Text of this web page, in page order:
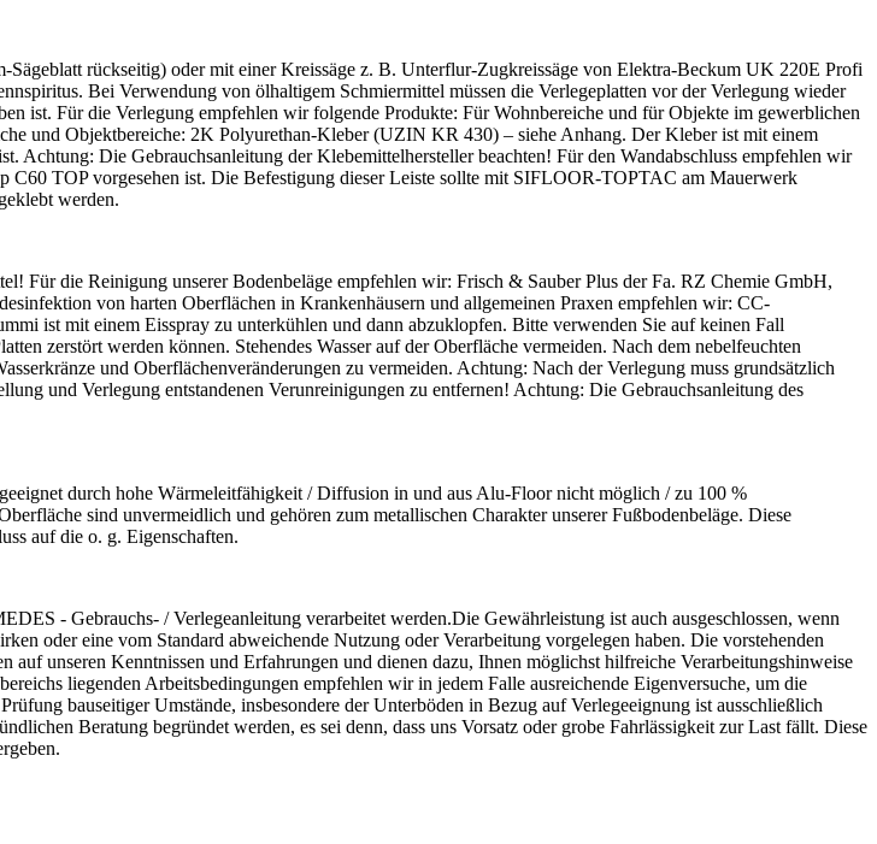
rückseitig) oder mit einer Kreissäge z. B. Unterflur-Zugkreissäge von Elektra-Beckum UK 220E Profi
Bei Verwendung von ölhaltigem Schmiermittel müssen die Verlegeplatten vor der Verlegung wieder
ist. Für die Verlegung empfehlen wir folgende Produkte: Für Wohnbereiche und für Objekte im gewerblichen
und Objektbereiche: 2K Polyurethan-Kleber (UZIN KR 430) – siehe Anhang. Der Kleber ist mit einem
Achtung: Die Gebrauchsanleitung der Klebemittelhersteller beachten! Für den Wandabschluss empfehlen wir
TOP vorgesehen ist. Die Befestigung dieser Leiste sollte mit SIFLOOR-TOPTAC am Mauerwerk
werden.
Für die Reinigung unserer Bodenbeläge empfehlen wir: Frisch & Sauber Plus der Fa. RZ Chemie GmbH,
von harten Oberflächen in Krankenhäusern und allgemeinen Praxen empfehlen wir: CC-
ist mit einem Eisspray zu unterkühlen und dann abzuklopfen. Bitte verwenden Sie auf keinen Fall
zerstört werden können. Stehendes Wasser auf der Oberfläche vermeiden. Nach dem nebelfeuchten
und Oberflächenveränderungen zu vermeiden. Achtung: Nach der Verlegung muss grundsätzlich
und Verlegung entstandenen Verunreinigungen zu entfernen! Achtung: Die Gebrauchsanleitung des
durch hohe Wärmeleitfähigkeit / Diffusion in und aus Alu-Floor nicht möglich / zu 100 %
sind unvermeidlich und gehören zum metallischen Charakter unserer Fußbodenbeläge. Diese
auf die o. g. Eigenschaften.
- Gebrauchs- / Verlegeanleitung verarbeitet werden.Die Gewährleistung ist auch ausgeschlossen, wenn
oder eine vom Standard abweichende Nutzung oder Verarbeitung vorgelegen haben. Die vorstehenden
auf unseren Kenntnissen und Erfahrungen und dienen dazu, Ihnen möglichst hilfreiche Verarbeitungshinweise
liegenden Arbeitsbedingungen empfehlen wir in jedem Falle ausreichende Eigenversuche, um die
bauseitiger Umstände, insbesondere der Unterböden in Bezug auf Verlegeeignung ist ausschließlich
Beratung begründet werden, es sei denn, dass uns Vorsatz oder grobe Fahrlässigkeit zur Last fällt. Diese